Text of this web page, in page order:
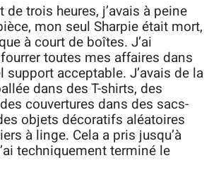
de trois heures, j’avais à peine
mon seul Sharpie était mort,
à court de boîtes. J’ai
toutes mes affaires dans
support acceptable. J’avais de la
dans des T-shirts, des
couvertures dans des sacs-
objets décoratifs aléatoires
à linge. Cela a pris jusqu’à
techniquement terminé le